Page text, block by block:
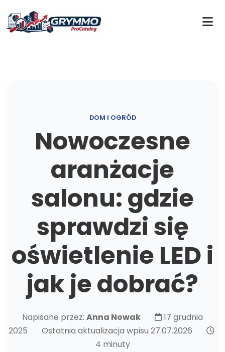
DOM I OGRÓD
Nowoczesne
aranżacje
salonu: gdzie
sprawdzi się
oświetlenie LED i
jak je dobrać?
Napisane przez: Anna Nowak
17 grudnia
2025
Ostatnia aktualizacja wpisu 27.07.2026
4 minuty